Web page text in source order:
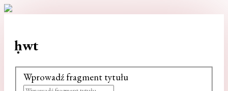
ḥwt
Wprowadź fragment tytułu